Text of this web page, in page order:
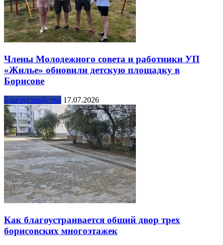
Члены Молодежного совета и работники УП
«Жилье» обновили детскую площадку в
Борисове
Благоустройство 17.07.2026
Как благоустраивается общий двор трех
борисовских многоэтажек